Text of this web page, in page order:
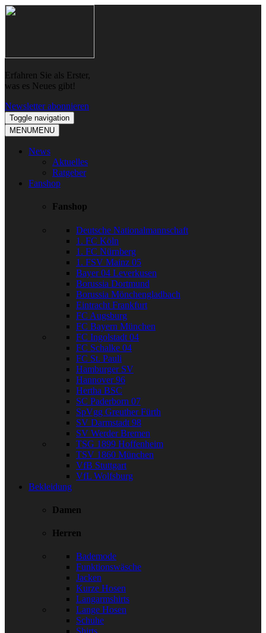
Skip
Skip
Erfahren Sie als Erster,
was es Neues gibt!
Newsletter abonnieren
Toggle navigation
MENUMENU
News
Aktuelles
Ratgeber
Fanshop
Fanshop
Deutsche Nationalmannschaft
1. FC Köln
1. FC Nürnberg
1. FSV Mainz 05
Bayer 04 Leverkusen
Borussia Dortmund
Borussia Mönchengladbach
Eintracht Frankfurt
FC Augsburg
FC Bayern München
FC Ingolstadt 04
FC Schalke 04
FC St. Pauli
Hamburger SV
Hannover 96
Hertha BSC
SC Paderborn 07
SpVgg Greuther Fürth
SV Darmstadt 98
SV Werder Bremen
TSG 1899 Hoffenheim
TSV 1860 München
VfB Stuttgart
VfL Wolfsburg
Bekleidung
Damen
Herren
Bademode
Funktionswäsche
Jacken
Kurze Hosen
Langarmshirts
Lange Hosen
Schuhe